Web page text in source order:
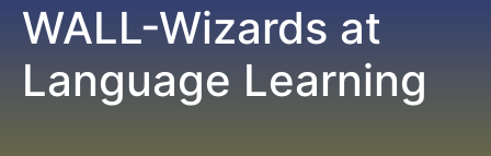
WALL-Wizards at
Language Learning